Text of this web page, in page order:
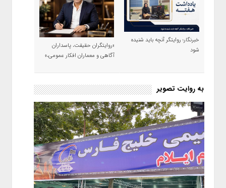
خبرنگار؛ روایتگر آنچه باید شنیده
شود
«روایتگران حقیقت، پاسداران
آگاهی و معماران افکار عمومی،»
به روایت تصویر